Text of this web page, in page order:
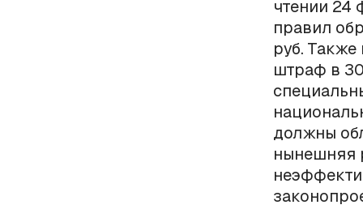
чтении 24
правил
руб.
штраф в
должны
нынешняя